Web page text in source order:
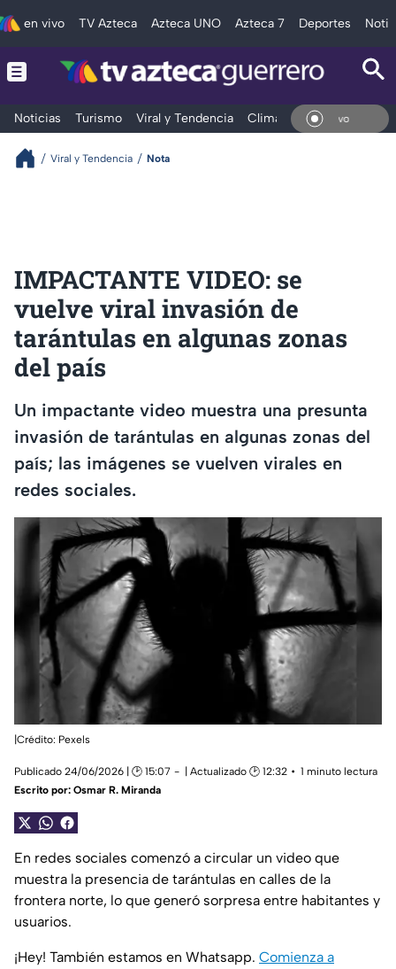
en vivo TV Azteca Azteca UNO Azteca 7 Deportes
Noticias Turismo Viral y Tendencia Clima Deportes En
Viral y Tendencia Nota
IMPACTANTE VIDEO: se
vuelve viral invasión de
tarántulas en algunas zonas
del país
Un impactante video muestra una presunta
invasión de tarántulas en algunas zonas del
país; las imágenes se vuelven virales en
redes sociales.
|Crédito: Pexels
Publicado 24/06/2026 | 🕑 15:07 | Actualizado 🕑 12:32
1 minuto lectura
Escrito por: Osmar R. Miranda
En redes sociales comenzó a circular un video que
muestra la presencia de tarántulas en calles de la
frontera norte, lo que generó sorpresa entre habitantes y
usuarios.
¡Hey! También estamos en Whatsapp. Comienza a